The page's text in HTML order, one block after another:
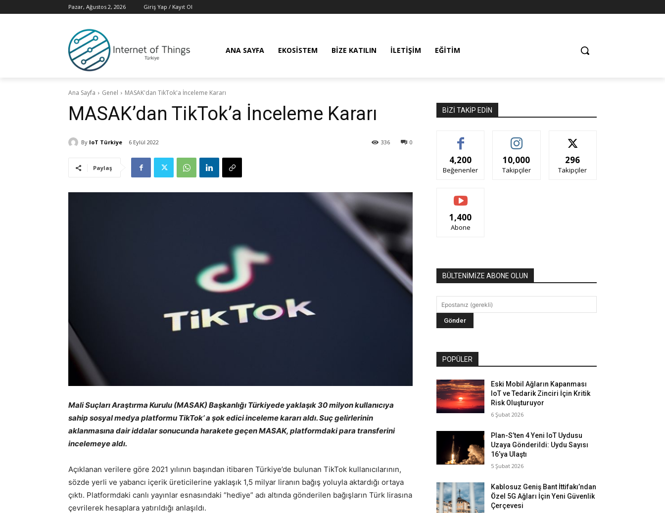
Pazar, Ağustos 2, 2026 Giriş Yap / Kayıt Ol
ANA SAYFA EKOSISTEM BIZE KATILIN İLETIŞIM EĞITIM
Ana Sayfa Genel MASAK'dan TikTok'a İnceleme Kararı
MASAK’dan TikTok’a İnceleme Kararı
By IoT Türkiye 6 Eylül 2022 0
336
Paylaş
Mali Suçları Araştırma Kurulu (MASAK) Başkanlığı Türkiyede yaklaşık 30 milyon kullanıcıya
sahip sosyal medya platformu TikTok’ a şok edici inceleme kararı aldı. Suç gelirlerinin
aklanmasına dair iddalar sonucunda harakete geçen MASAK, platformdaki para transferini
incelemeye aldı.
Açıklanan verilere göre 2021 yılının başından itibaren Türkiye’de bulunan TikTok kullanıcılarının,
sözde yerli ve yabancı içerik üreticilerine yaklaşık 1,5 milyar liranın bağış yoluyla aktardığı ortaya
çıktı. Platformdaki canlı yayınlar esnasındaki “hediye” adı altında gönderilen bağışların Türk lirasına
çevrilerek hesaplara yatırıldığı anlaşıldı.
BIZI TAKIP EDIN
4,200
Beğenenler
10,000
Takipçiler
296
Takipçiler
1,400
Abone
BÜLTENİMİZE ABONE OLUN
POPÜLER
Eski Mobil Ağların Kapanması
IoT ve Tedarik Zinciri İçin Kritik
Risk Oluşturuyor
6 Şubat 2026
Plan-S’ten 4 Yeni IoT Uydusu
Uzaya Gönderildi: Uydu Sayısı
16’ya Ulaştı
5 Şubat 2026
Kablosuz Geniş Bant İttifakı’ndan
Özel 5G Ağları İçin Yeni Güvenlik
Çerçevesi